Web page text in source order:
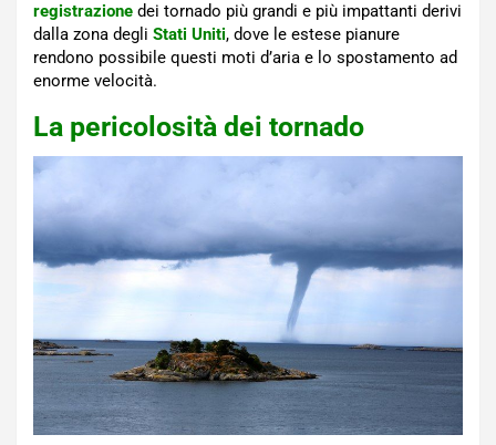
registrazione dei tornado più grandi e più impattanti derivi
dalla zona degli Stati Uniti, dove le estese pianure
rendono possibile questi moti d’aria e lo spostamento ad
enorme velocità.
La pericolosità dei tornado